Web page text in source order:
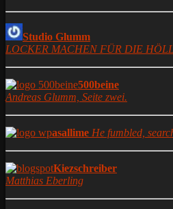
Studio Glumm
LOCKER MACHEN FÜR DIE
500beine
Andreas Glumm, Seite zwei.
asallime He fumbled,
Kiezschreiber
Matthias Eberling